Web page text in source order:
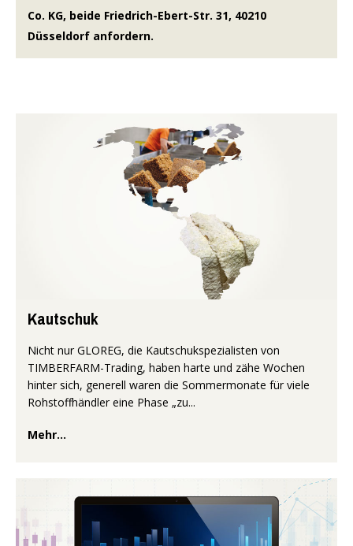
Co. KG, beide Friedrich-Ebert-Str. 31, 40210
Düsseldorf anfordern.
Kautschuk
Nicht nur GLOREG, die Kautschukspezialisten von
TIMBERFARM-Trading, haben harte und zähe Wochen
hinter sich, generell waren die Sommermonate für viele
Rohstoffhändler eine Phase „zu...
Mehr...